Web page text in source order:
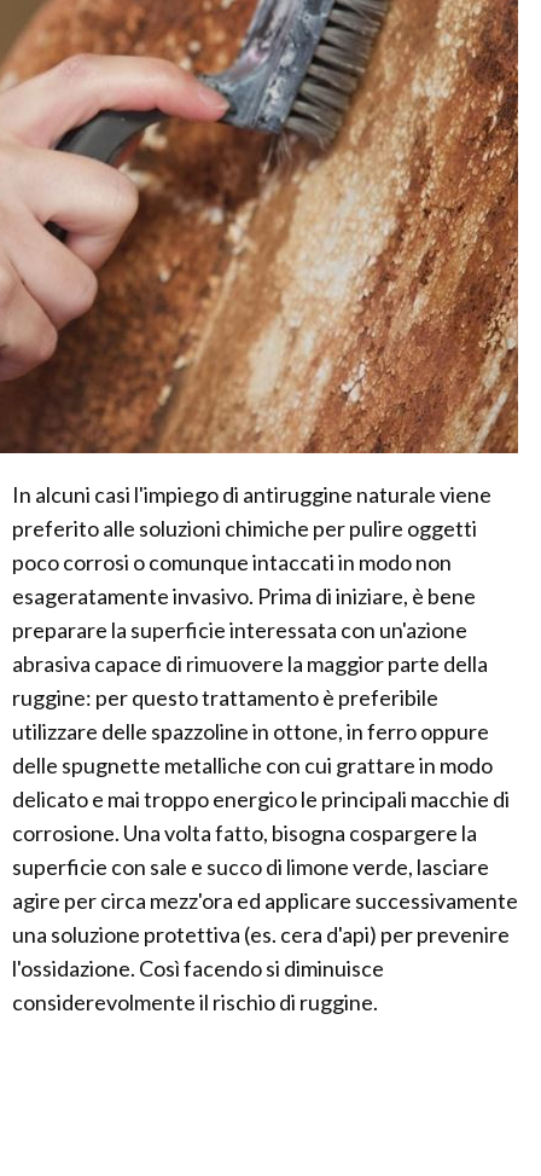
In alcuni casi l'impiego di antiruggine naturale viene
preferito alle soluzioni chimiche per pulire oggetti
poco corrosi o comunque intaccati in modo non
esageratamente invasivo. Prima di iniziare, è bene
preparare la superficie interessata con un'azione
abrasiva capace di rimuovere la maggior parte della
ruggine: per questo trattamento è preferibile
utilizzare delle spazzoline in ottone, in ferro oppure
delle spugnette metalliche con cui grattare in modo
delicato e mai troppo energico le principali macchie di
corrosione. Una volta fatto, bisogna cospargere la
superficie con sale e succo di limone verde, lasciare
agire per circa mezz'ora ed applicare successivamente
una soluzione protettiva (es. cera d'api) per prevenire
l'ossidazione. Così facendo si diminuisce
considerevolmente il rischio di ruggine.